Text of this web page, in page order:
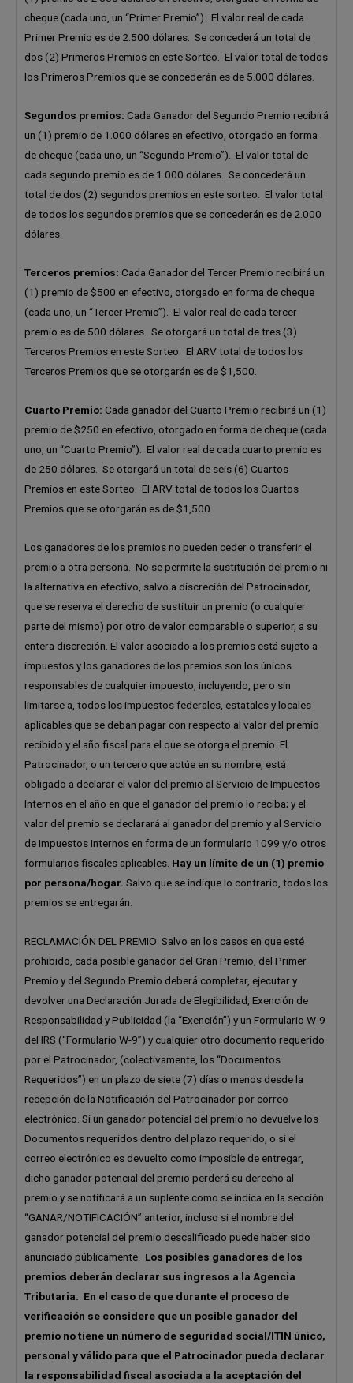
cheque (cada uno, un “Primer Premio”). El valor real de cada
Primer Premio es de 2.500 dólares. Se concederá un total de
dos (2) Primeros Premios en este Sorteo. El valor total de todos
los Primeros Premios que se concederán es de 5.000 dólares.
Segundos premios: Cada Ganador del Segundo Premio recibirá
un (1) premio de 1.000 dólares en efectivo, otorgado en forma
de cheque (cada uno, un “Segundo Premio”). El valor total de
cada segundo premio es de 1.000 dólares. Se concederá un
total de dos (2) segundos premios en este sorteo. El valor total
de todos los segundos premios que se concederán es de 2.000
dólares.
Terceros premios: Cada Ganador del Tercer Premio recibirá un
(1) premio de $500 en efectivo, otorgado en forma de cheque
(cada uno, un “Tercer Premio”). El valor real de cada tercer
premio es de 500 dólares. Se otorgará un total de tres (3)
Terceros Premios en este Sorteo. El ARV total de todos los
Terceros Premios que se otorgarán es de $1,500.
Cuarto Premio: Cada ganador del Cuarto Premio recibirá un (1)
premio de $250 en efectivo, otorgado en forma de cheque (cada
uno, un “Cuarto Premio”). El valor real de cada cuarto premio es
de 250 dólares. Se otorgará un total de seis (6) Cuartos
Premios en este Sorteo. El ARV total de todos los Cuartos
Premios que se otorgarán es de $1,500.
Los ganadores de los premios no pueden ceder o transferir el
premio a otra persona. No se permite la sustitución del premio ni
la alternativa en efectivo, salvo a discreción del Patrocinador,
que se reserva el derecho de sustituir un premio (o cualquier
parte del mismo) por otro de valor comparable o superior, a su
entera discreción. El valor asociado a los premios está sujeto a
impuestos y los ganadores de los premios son los únicos
responsables de cualquier impuesto, incluyendo, pero sin
limitarse a, todos los impuestos federales, estatales y locales
aplicables que se deban pagar con respecto al valor del premio
recibido y el año fiscal para el que se otorga el premio. El
Patrocinador, o un tercero que actúe en su nombre, está
obligado a declarar el valor del premio al Servicio de Impuestos
Internos en el año en que el ganador del premio lo reciba; y el
valor del premio se declarará al ganador del premio y al Servicio
de Impuestos Internos en forma de un formulario 1099 y/o otros
formularios fiscales aplicables. Hay un límite de un (1) premio
por persona/hogar. Salvo que se indique lo contrario, todos los
premios se entregarán.
RECLAMACIÓN DEL PREMIO: Salvo en los casos en que esté
prohibido, cada posible ganador del Gran Premio, del Primer
Premio y del Segundo Premio deberá completar, ejecutar y
devolver una Declaración Jurada de Elegibilidad, Exención de
Responsabilidad y Publicidad (la “Exención”) y un Formulario W-9
del IRS (“Formulario W-9”) y cualquier otro documento requerido
por el Patrocinador, (colectivamente, los “Documentos
Requeridos”) en un plazo de siete (7) días o menos desde la
recepción de la Notificación del Patrocinador por correo
electrónico. Si un ganador potencial del premio no devuelve los
Documentos requeridos dentro del plazo requerido, o si el
correo electrónico es devuelto como imposible de entregar,
dicho ganador potencial del premio perderá su derecho al
premio y se notificará a un suplente como se indica en la sección
“GANAR/NOTIFICACIÓN” anterior, incluso si el nombre del
ganador potencial del premio descalificado puede haber sido
anunciado públicamente. Los posibles ganadores de los
premios deberán declarar sus ingresos a la Agencia
Tributaria. En el caso de que durante el proceso de
verificación se considere que un posible ganador del
premio no tiene un número de seguridad social/ITIN único,
personal y válido para que el Patrocinador pueda declarar
la responsabilidad fiscal asociada a la aceptación del